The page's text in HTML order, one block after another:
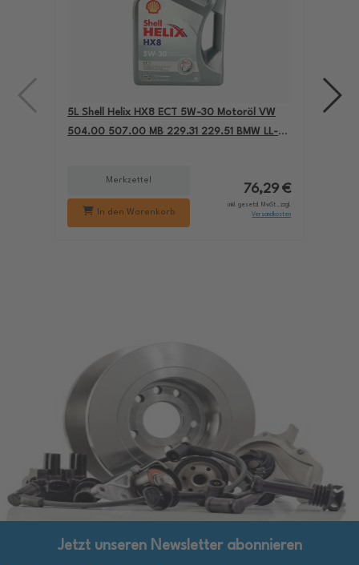
5L Shell Helix HX8 ECT 5W-30 Motoröl VW
504.00 507.00 MB 229.31 229.51 BMW LL-04
Merkzettel
In den Warenkorb
76,29 €
inkl. gesetzl. MwSt., zzgl.
Versandkosten
Jetzt unseren Newsletter abonnieren